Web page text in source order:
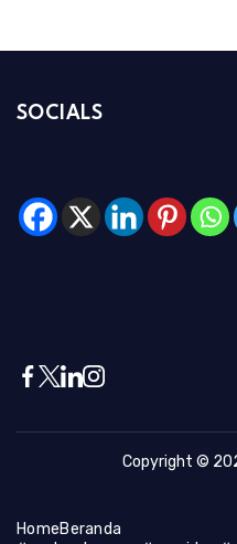
SOCIALS
Copyright ©
HomeBeranda